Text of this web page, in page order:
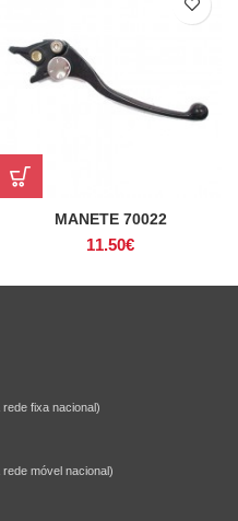
MANETE 70022
11.50€
fixa nacional)
móvel nacional)